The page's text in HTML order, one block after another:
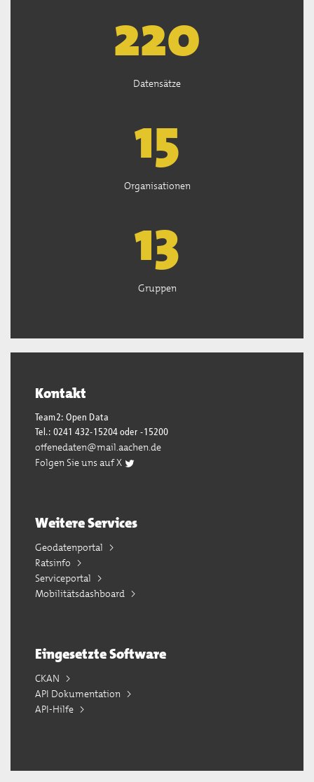
221
Datensätze
15
Organisationen
13
Gruppen
Kontakt
Team2: Open Data
Tel.: 0241 432-15204 oder -15200
offenedaten@mail.aachen.de
Folgen Sie uns auf X
Weitere Services
Geodatenportal
Ratsinfo
Serviceportal
Mobilitätsdashboard
Eingesetzte Software
CKAN
API Dokumentation
API-Hilfe